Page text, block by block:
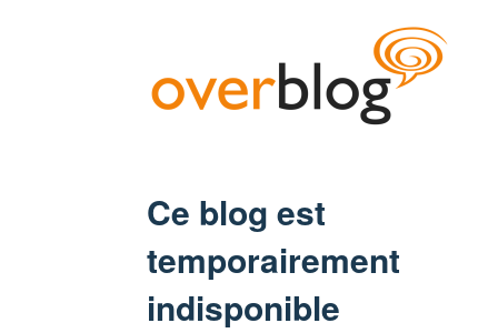
Ce blog est
temporairement
indisponible